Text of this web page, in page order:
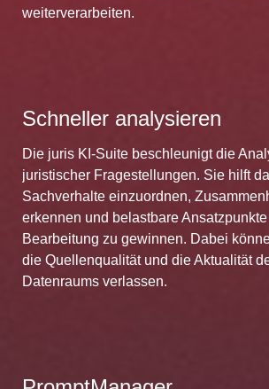
weiterverarbeiten.
Schneller analysieren
Die juris KI-Suite beschleunigt die
juristischer Fragestellungen. Sie hilft
Sachverhalte einzuordnen,
erkennen und belastbare
Bearbeitung zu gewinnen. Dabei
die Quellenqualität und die Aktualität
Datenraums verlassen.